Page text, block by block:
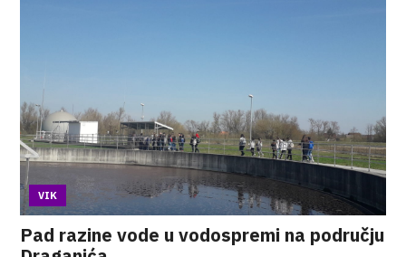
VIK
Pad razine vode u vodospremi na području